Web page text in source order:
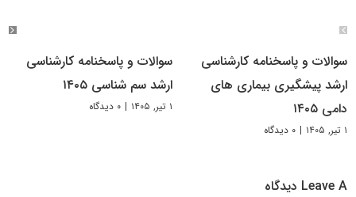
سوالات و پاسخنامه کارشناسی
ارشد پیشگیری بیماری های
دامی ۱۴۰۵
۱ تیر, ۱۴۰۵ | ۰ دیدگاه
سوالات و پاسخنامه کارشناسی
ارشد سم شناسی ۱۴۰۵
۱ تیر, ۱۴۰۵ | ۰ دیدگاه
Leave A دیدگاه